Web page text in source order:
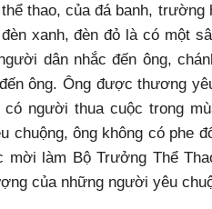
của đá banh, trường
xanh, đèn đỏ là có một
dân nhắc đến ông,
ông. Ông được thương
người thua cuộc trong
chuộng, ông không có phe
làm Bộ Trưởng Thể
của những người yêu